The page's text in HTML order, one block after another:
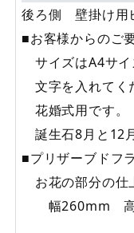
後ろ側 壁掛け用
■お客様からのご
サイズはA4サイ
文字を入れてく
花婚式用です。
誕生石8月と12
■プリザーブドフ
お花の部分の仕
幅260mm 高